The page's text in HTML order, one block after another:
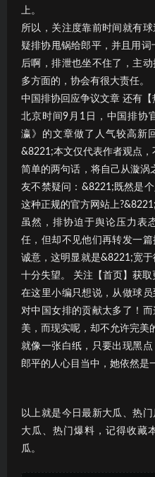
上。
所以，关注度靠前时间就有
疑排协甩锅给郎平，并且用
后啊，排泄也坐不住了，主
多方面的，协会有很大责任。
中国排协回应争议文章 还有【
北京时间9月1日，中国排协
瀛》的文章做了人气较高新
&8221;本文仅代表作者观点
简单的两句话，将自己从漩涡
友不禁疑问：&8221;既然是
这种正规的官方网站上?&8221;
虽然，排协迫于舆论压力表
任，但却不见他们再转发一
诚意，这明显就是&8221;宽
十分失望。 关注【首页】获取
在这里小编只想说，从做球
对中国女排的贡献太多了！
美，而现实呢，却不允许完美
就像一张白纸，只要出现黑
郎平的人心目当中，她依然是
以上就是今日最新大瓜、热
大瓜、热门爆料，记得收藏
瓜。